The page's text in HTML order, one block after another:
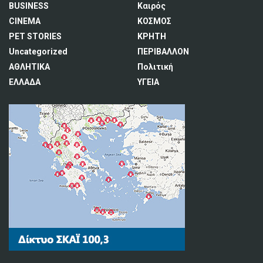
BUSINESS
CINEMA
PET STORIES
Uncategorized
ΑΘΛΗΤΙΚΑ
ΕΛΛΑΔΑ
Καιρός
ΚΟΣΜΟΣ
ΚΡΗΤΗ
ΠΕΡΙΒΑΛΛΟΝ
Πολιτική
ΥΓΕΙΑ